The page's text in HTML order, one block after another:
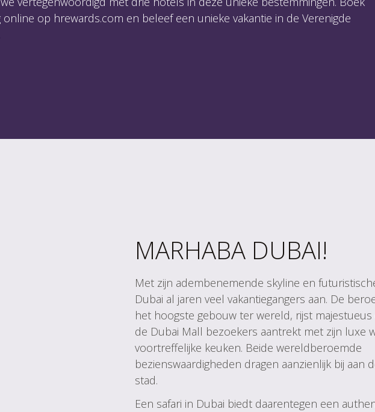
op hrewards.com en beleef een unieke vakantie in de Verenigde
MARHABA DUBAI!
Met zijn adembenemende skyline en
Dubai al jaren veel vakantiegangers aan. De
het hoogste gebouw ter wereld, rijst
de Dubai Mall bezoekers aantrekt met zijn luxe
voortreffelijke keuken. Beide wereldberoemde
bezienswaardigheden dragen aanzienlijk bij aan
stad.
Een safari in Dubai biedt daarentegen een